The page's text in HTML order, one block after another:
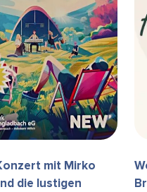
mit Mirko
die lustigen